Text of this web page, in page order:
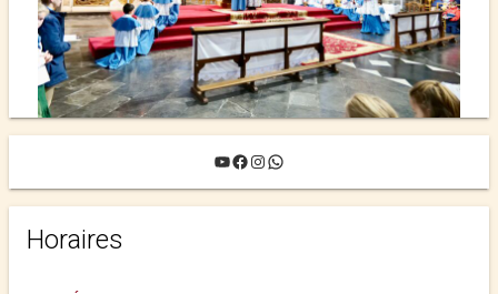
YouTube
Facebook
Instagram
WhatsApp
Horaires